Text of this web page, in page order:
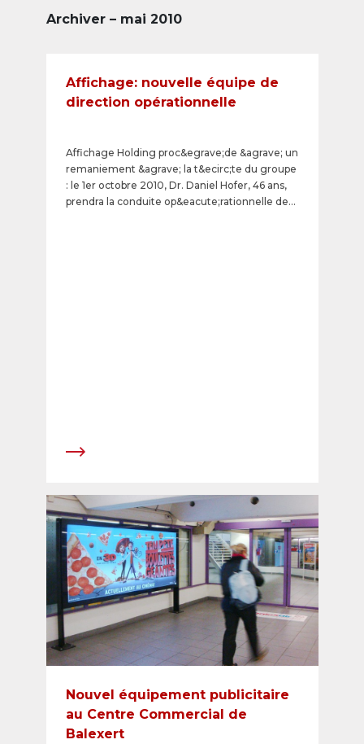
Archiver – mai 2010
Affichage: nouvelle équipe de
direction opérationnelle
Affichage Holding proc&egrave;de &agrave; un
remaniement &agrave; la t&ecirc;te du groupe
: le 1er octobre 2010, Dr. Daniel Hofer, 46 ans,
prendra la conduite op&eacute;rationnelle de
durant la phase de transition, du 1er juillet 2010
Nouvel équipement publicitaire
au Centre Commercial de
Balexert